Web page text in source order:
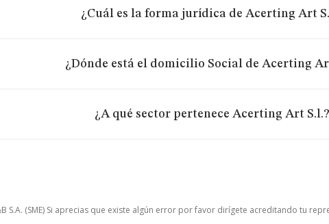
¿Cuál es la forma jurídica de Acerting Art
¿Dónde está el domicilio Social de Acerting
¿A qué sector pertenece Acerting Art S.l.?
(SME) Si aprecias que existe algún error por favor dirígete acreditando tu